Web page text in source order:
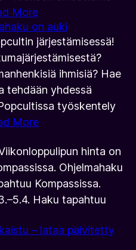
More
on auki
järjestämisessä!
ihmisiä? Hae
tehdään yhdessä
työskentely
More
hinta on
Ohjelmahaku
Kompassissa.
Haku tapahtuu
– lataa päivitetty